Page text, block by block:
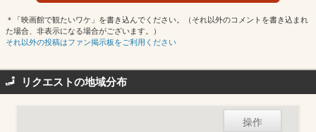
＊「映画館で観たいワケ」を書き込んでください。（それ以外のコメントを書き込まれ
た場合、非表示になる場合がございます。）
それ以外の投稿はファン掲示板をご利用ください
リクエストの地域分布
操作